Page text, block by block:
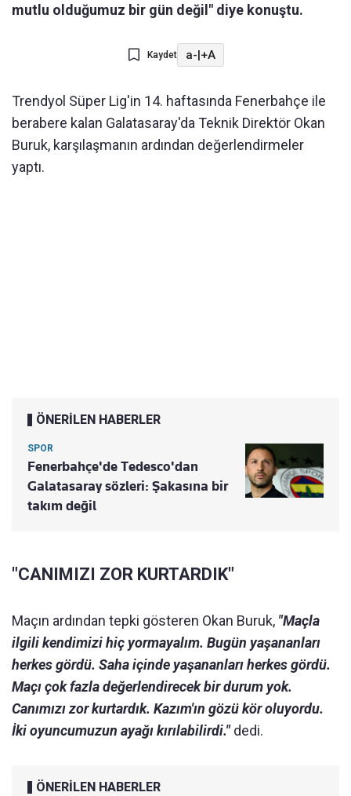
mutlu olduğumuz bir gün değil" diye konuştu.
Kaydet a-|+A
Trendyol Süper Lig'in 14. haftasında Fenerbahçe ile
berabere kalan Galatasaray'da Teknik Direktör Okan
Buruk, karşılaşmanın ardından değerlendirmeler
yaptı.
ÖNERİLEN HABERLER
SPOR
Fenerbahçe'de Tedesco'dan
Galatasaray sözleri: Şakasına bir
takım değil
"CANIMIZI ZOR KURTARDIK"
Maçın ardından tepki gösteren Okan Buruk, "Maçla
ilgili kendimizi hiç yormayalım. Bugün yaşananları
herkes gördü. Saha içinde yaşananları herkes gördü.
Maçı çok fazla değerlendirecek bir durum yok.
Canımızı zor kurtardık. Kazım'ın gözü kör oluyordu.
İki oyuncumuzun ayağı kırılabilirdi."dedi.
ÖNERİLEN HABERLER